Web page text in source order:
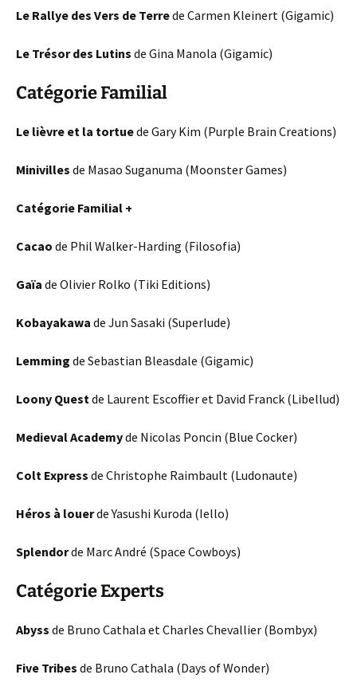
Le Rallye des Vers de Terrede Carmen Kleinert (Gigamic)
Le Trésor des Lutins de Gina Manola (Gigamic)
Catégorie Familial
Le lièvre et la tortuede Gary Kim (Purple Brain Creations)
Minivilles de Masao Suganuma (Moonster Games)
Catégorie Familial +
Cacao de Phil Walker-Harding (Filosofia)
Gaïa de Olivier Rolko (Tiki Editions)
Kobayakawa de Jun Sasaki (Superlude)
Lemming de Sebastian Bleasdale (Gigamic)
Loony Questde Laurent Escoffier et David Franck (Libellud)
Medieval Academyde Nicolas Poncin (Blue Cocker)
Colt Express de Christophe Raimbault (Ludonaute)
Héros à louerde Yasushi Kuroda (Iello)
Splendorde Marc André (Space Cowboys)
Catégorie Experts
Abyss de Bruno Cathala et Charles Chevallier (Bombyx)
Five Tribes de Bruno Cathala (Days of Wonder)